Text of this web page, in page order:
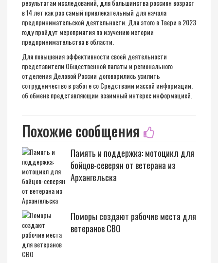
результатам исследований, для большинства россиян возраст
в 14 лет как раз самый привлекательный для начала
предпринимательской деятельности. Для этого в Твери в 2023
году пройдут мероприятия по изучению истории
предпринимательства в области.
Для повышения эффективности своей деятельности
представители Общественной палаты и регионального
отделения Деловой России договорились усилить
сотрудничество в работе со Средствами массой информации,
об обмене представляющим взаимный интерес информацией.
Похожие сообщения
Память и поддержка: мотоцикл для
бойцов-северян от ветерана из
Архангельска
Поморы создают рабочие места для
ветеранов СВО